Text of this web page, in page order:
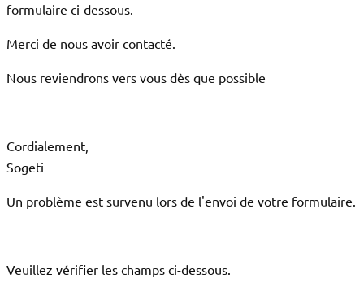
formulaire ci-dessous.
Merci de nous avoir contacté.
Nous reviendrons vers vous dès que possible
Cordialement,
Sogeti
Un problème est survenu lors de l'envoi de votre formulaire.
Veuillez vérifier les champs ci-dessous.